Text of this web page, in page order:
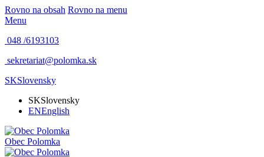
Rovno na obsah Rovno na menu
Menu
048 /6193103
sekretariat@polomka.sk
SKSlovensky
SKSlovensky
ENEnglish
Obec Polomka